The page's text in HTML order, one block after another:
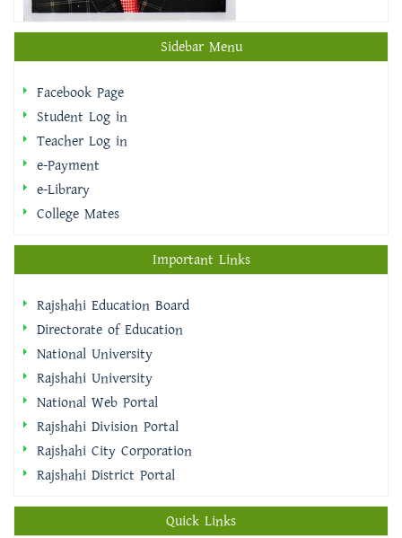
Sidebar Menu
Facebook Page
Student Log in
Teacher Log in
e-Payment
e-Library
College Mates
Important Links
Rajshahi Education Board
Directorate of Education
National University
Rajshahi University
National Web Portal
Rajshahi Division Portal
Rajshahi City Corporation
Rajshahi District Portal
Quick Links